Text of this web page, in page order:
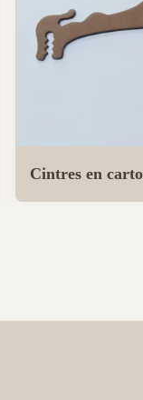
Cintres en